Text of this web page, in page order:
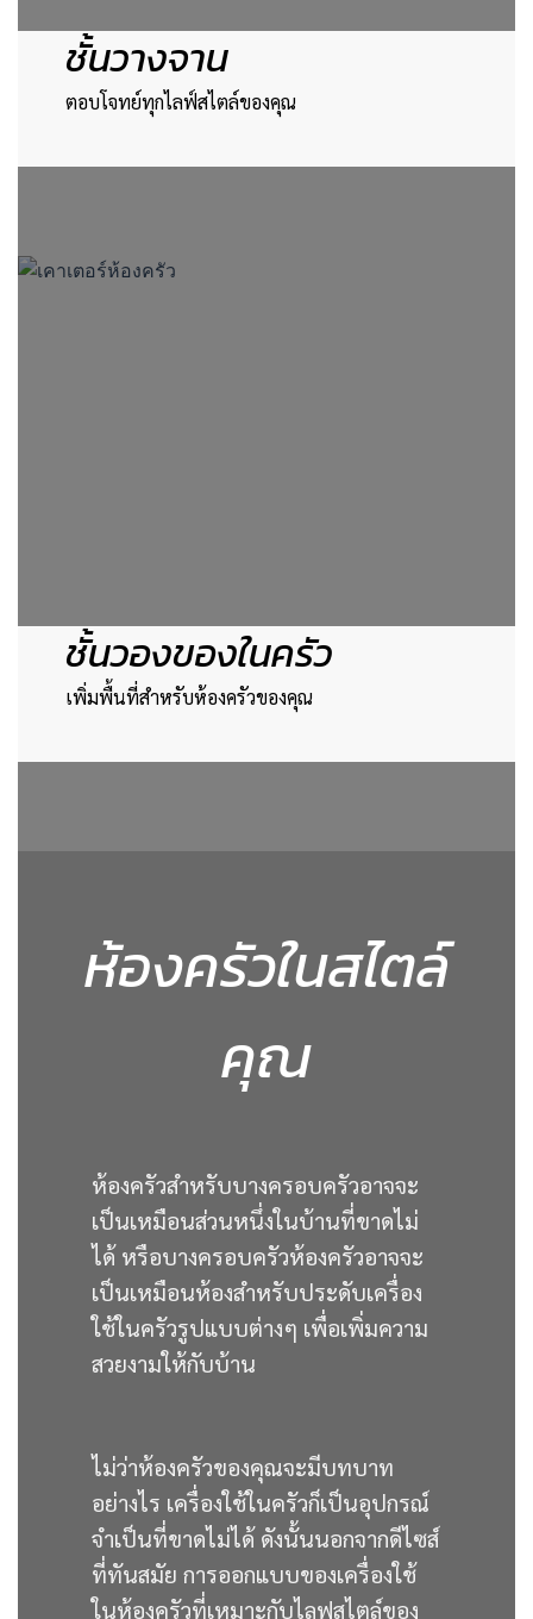
ชั้นวางจาน
ตอบโจทย์ทุกไลฟ์สไตล์ของคุณ
ชั้นวองของในครัว
เพิ่มพื้นที่สำหรับห้องครัวของคุณ
ห้องครัวในสไตล์
คุณ
ห้องครัวสำหรับบางครอบครัวอาจจะ
เป็นเหมือนส่วนหนึ่งในบ้านที่ขาดไม่
ได้ หรือบางครอบครัวห้องครัวอาจจะ
เป็นเหมือนห้องสำหรับประดับเครื่อง
ใช้ในครัวรูปแบบต่างๆ เพื่อเพิ่มความ
สวยงามให้กับบ้าน
ไม่ว่าห้องครัวของคุณจะมีบทบาท
อย่างไร เครื่องใช้ในครัวก็เป็นอุปกรณ์
จำเป็นที่ขาดไม่ได้ ดังนั้นนอกจากดีไซส์
ที่ทันสมัย การออกแบบของเครื่องใช้
ในห้องครัวที่เหมาะกับไลฟสไตล์ของ